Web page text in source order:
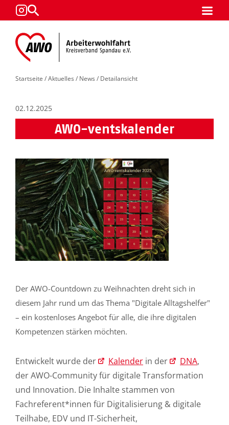
Startseite /Aktuelles / News / Detailansicht
02.12.2025
AWO-ventskalender
Der AWO-Countdown zu Weihnachten dreht sich in
diesem Jahr rund um das Thema "Digitale Alltagshelfer"
– ein kostenloses Angebot für alle, die ihre digitalen
Kompetenzen stärken möchten.
Entwickelt wurde der Kalender in der DNA,
der AWO-Community für digitale Transformation
und Innovation. Die Inhalte stammen von
Fachreferent*innen für Digitalisierung & digitale
Teilhabe, EDV und IT-Sicherheit,